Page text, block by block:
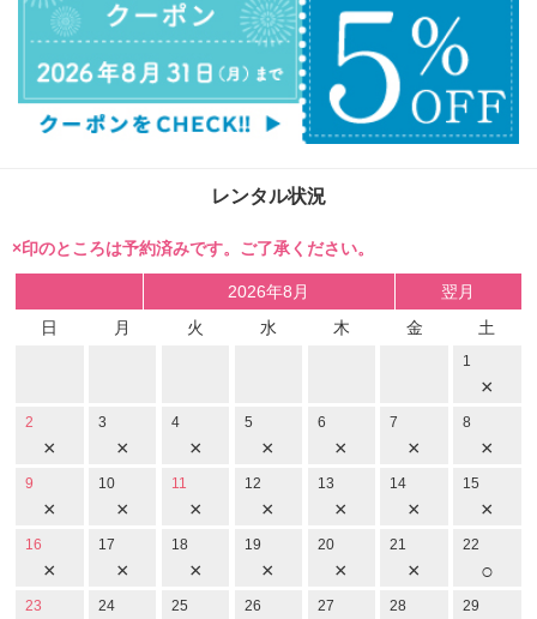
レンタル状況
×印のところは予約済みです。ご了承ください。
2026年8月
翌月
日
月 火 水 木 金 土
1
×
2
×
3
×
4
×
5
×
6
×
7
×
8
×
9
×
10
×
11
×
12
×
13
×
14
×
15
×
16
×
17
×
18
×
19
×
20
×
21
×
22
○
23 24 25 26 27 28 29